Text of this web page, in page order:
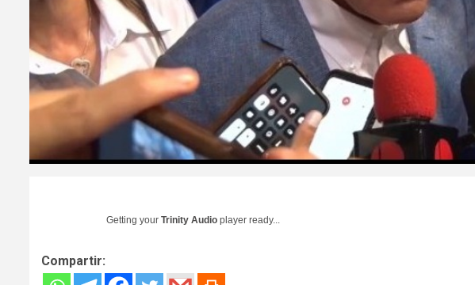
Getting your Trinity Audio player ready...
Compartir: